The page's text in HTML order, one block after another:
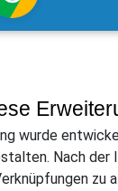
wurde
Nach
zu